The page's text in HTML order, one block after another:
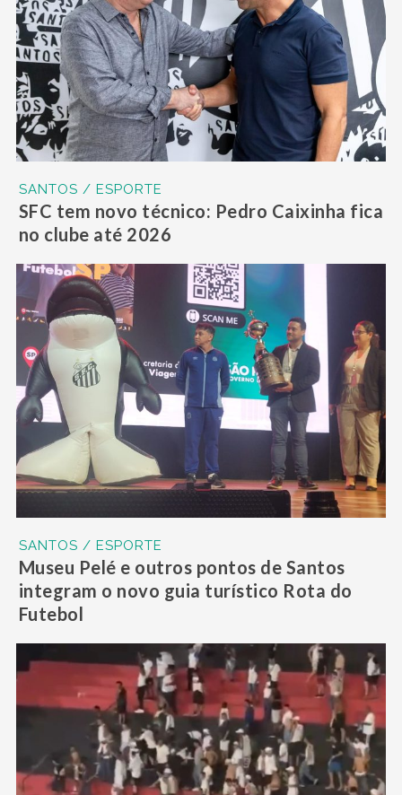
SANTOS / ESPORTE
SFC tem novo técnico: Pedro Caixinha fica
no clube até 2026
SANTOS / ESPORTE
Museu Pelé e outros pontos de Santos
integram o novo guia turístico Rota do
Futebol